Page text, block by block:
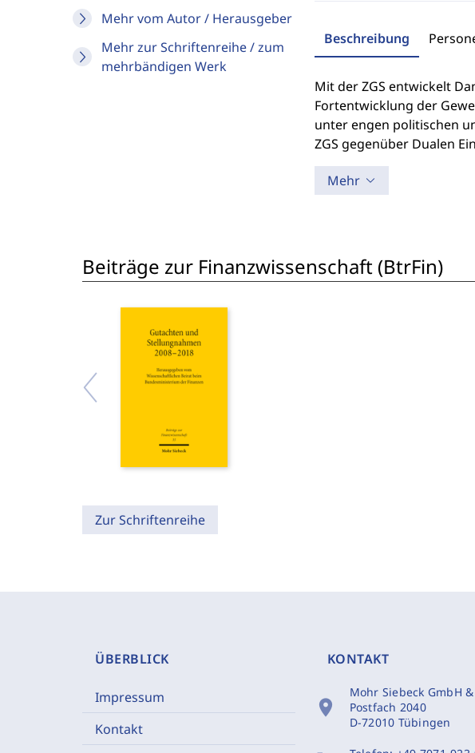
Mehr vom Autor / Herausgeber
Mehr zur Schriftenreihe / zum
mehrbändigen Werk
Beschreibung
Mit der ZGS entwickelt
Fortentwicklung der
unter engen politischen
ZGS gegenüber Dualen
Mehr
Beiträge zur Finanzwissenschaft (BtrFin)
Zur Schriftenreihe
ÜBERBLICK
Impressum
Kontakt
KONTAKT
location_on
Mohr Siebeck GmbH &
Postfach 2040
D-72010 Tübingen